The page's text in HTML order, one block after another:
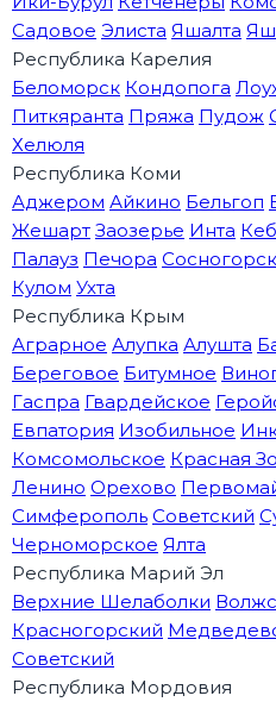
Садовое Элиста Яшалта
Республика Карелия
Беломорск Кондопога
Питкяранта Пряжа Пудож
Хелюля
Республика Коми
Аджером Айкино Бельгоп
Жешарт Заозерье Инта
Палауз Печора Сосногорск
Кулом Ухта
Республика Крым
Аграрное Алупка Алушта
Береговое Битумное
Гаспра Гвардейское
Евпатория Изобильное
Комсомольское Красная
Ленино Орехово
Симферополь Советский
Черноморское Ялта
Республика Марий Эл
Верхние Шелаболки
Красногорский
Советский
Республика Мордовия